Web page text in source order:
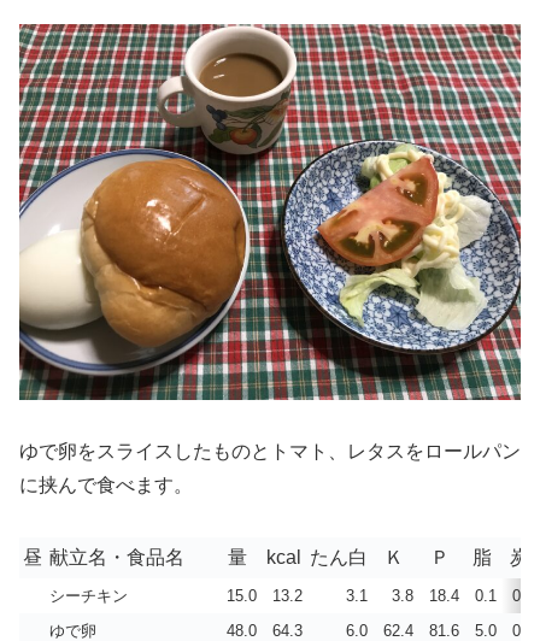
ゆで卵をスライスしたものとトマト、レタスをロールパン
に挟んで食べます。
昼 献立名・食品名 量 kcal たん白 Ｋ Ｐ 脂 炭
シーチキン 15.0 13.2 3.1 3.8 18.4 0.1
0.5
ゆで卵
48.0 64.3 6.0 62.4 81.6 5.0
0.1